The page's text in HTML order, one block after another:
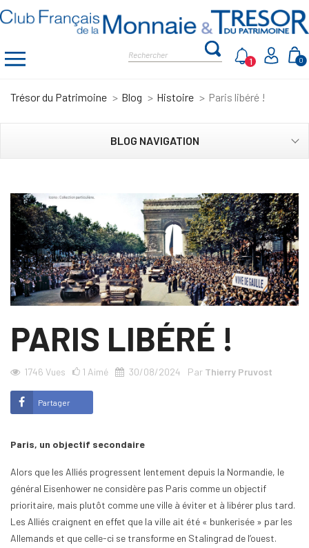
0
1
Trésor du Patrimoine Blog Histoire Paris libéré !
BLOG NAVIGATION
PARIS LIBÉRÉ !
1746 Vues 1 Aimé 30/08/2024 Par Thierry Pruvost
Partager
Paris, un objectif secondaire
Alors que les Alliés progressent lentement depuis la Normandie, le
général Eisenhower ne considère pas Paris comme un objectif
prioritaire, mais plutôt comme une ville à éviter et à libérer plus tard.
Les Alliés craignent en effet que la ville ait été « bunkerisée » par les
Allemands et que celle-ci se transforme en Stalingrad de l’ouest.